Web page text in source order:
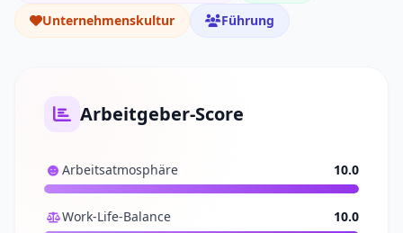
Unternehmenskultur
Führung
Arbeitgeber-Score
Arbeitsatmosphäre 10.0
Work-Life-Balance 10.0